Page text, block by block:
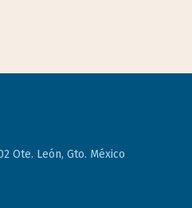
Ote. León, Gto. México